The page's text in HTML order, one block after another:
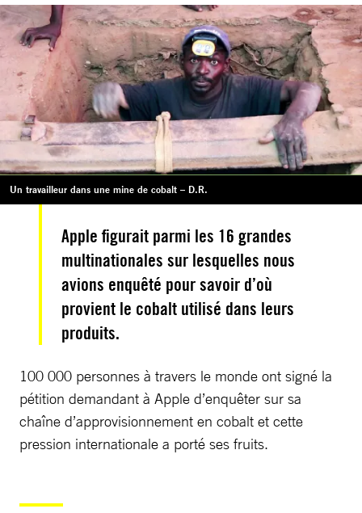
Un travailleur dans une mine de cobalt – D.R.
Apple figurait parmi les 16 grandes
multinationales sur lesquelles nous
avions enquêté pour savoir d’où
provient le cobalt utilisé dans leurs
produits.
100 000 personnes à travers le monde ont signé la
pétition demandant à Apple d’enquêter sur sa
chaîne d’approvisionnement en cobalt et cette
pression internationale a porté ses fruits.